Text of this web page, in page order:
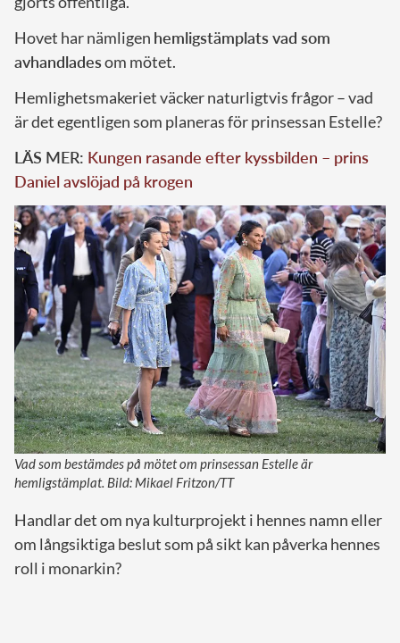
Hovet har nämligen hemligstämplats vad som
avhandladesom mötet.
Hemlighetsmakeriet väcker naturligtvis frågor – vad
är det egentligen som planeras för prinsessan Estelle?
LÄS MER: Kungen rasande efter kyssbilden – prins
Daniel avslöjad på krogen
Vad som bestämdes på mötet om prinsessan Estelle är
hemligstämplat. Bild: Mikael Fritzon/TT
Handlar det om nya kulturprojekt i hennes namn eller
om långsiktiga beslut som på sikt kan påverka hennes
roll i monarkin?